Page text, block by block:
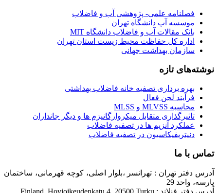
فصلنامه علمی- پژوهشی آب و فاضلاب
موسسه آب دانشگاه تهران
بانک مقالات آب و فاضلاب دانشگاه MIT
اداره کل حفاظت محیط زیست استان تهران
سازمان بهداشت جهانی
نوشته‌های تازه
بهره برداری تصفیه خانه فاضلاب بهداشتی
فرآیند لجن فعال
محاسبه MLVSS و MLSS
تاثیرگذاری متقابل میکروارگانیزم ها و دیگر جانداران
عملکرد آنزیم ها در تصفیه فاضلاب
دنیتریفیکاسیون در تصفیه فاضلاب
تماس با ما
آدرس دفتر تهران : تهرانسر ،بلوار اصلی، کوچه قهرمانی، ساختمان
پارسه، واحد 29
آدرس دفتر فنلاند : Finland, Hovioikeudenkatu 4, 20500 Turku